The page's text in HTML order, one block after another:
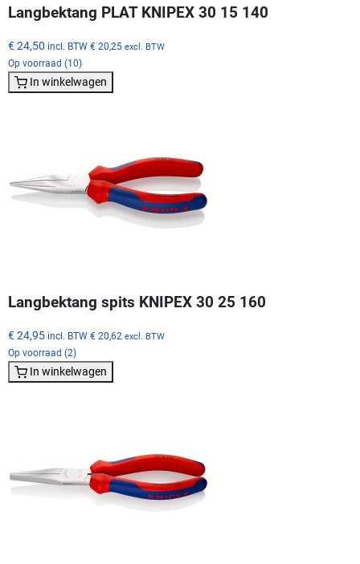
Langbektang PLAT KNIPEX 30 15 140
€ 24,50 incl. BTW € 20,25 excl. BTW
Op voorraad (10)
In winkelwagen
Langbektang spits KNIPEX 30 25 160
€ 24,95 incl. BTW € 20,62 excl. BTW
Op voorraad (2)
In winkelwagen